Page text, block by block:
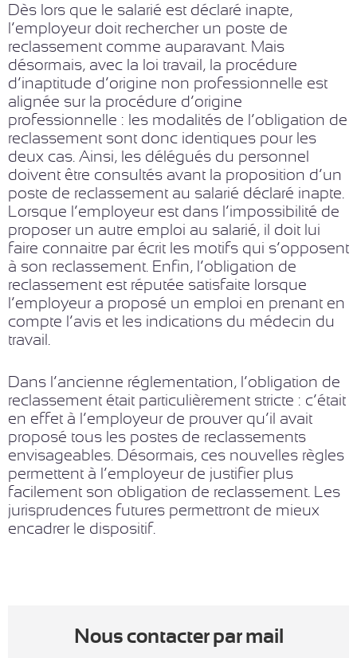
Dès lors que le salarié est déclaré inapte,
l’employeur doit rechercher un poste de
reclassement comme auparavant. Mais
désormais, avec la loi travail, la procédure
d’inaptitude d’origine non professionnelle est
alignée sur la procédure d’origine
professionnelle : les modalités de l’obligation de
reclassement sont donc identiques pour les
deux cas. Ainsi, les délégués du personnel
doivent être consultés avant la proposition d’un
poste de reclassement au salarié déclaré inapte.
Lorsque l’employeur est dans l’impossibilité de
proposer un autre emploi au salarié, il doit lui
faire connaitre par écrit les motifs qui s’opposent
à son reclassement. Enfin, l’obligation de
reclassement est réputée satisfaite lorsque
l’employeur a proposé un emploi en prenant en
compte l’avis et les indications du médecin du
travail.
Dans l’ancienne réglementation, l’obligation de
reclassement était particulièrement stricte : c’était
en effet à l’employeur de prouver qu’il avait
proposé tous les postes de reclassements
envisageables. Désormais, ces nouvelles règles
permettent à l’employeur de justifier plus
facilement son obligation de reclassement. Les
jurisprudences futures permettront de mieux
encadrer le dispositif.
Nous contacter par mail